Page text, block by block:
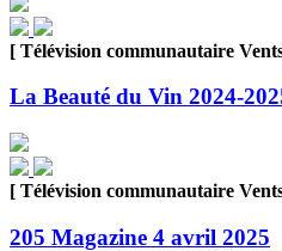
[ Télévision communautaire
La Beauté du Vin 2024-
[ Télévision communautaire
205 Magazine 4 avril 2025